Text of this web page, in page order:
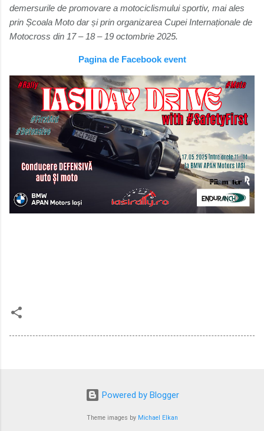
demersurile de promovare a motociclismului sportiv, mai ales
prin Școala Moto dar și prin organizarea Cupei Internaționale de
Motocross din 17 – 18 – 19 octombrie 2025.
Pagina de Facebook event
Powered by Blogger
Theme images by Michael Elkan